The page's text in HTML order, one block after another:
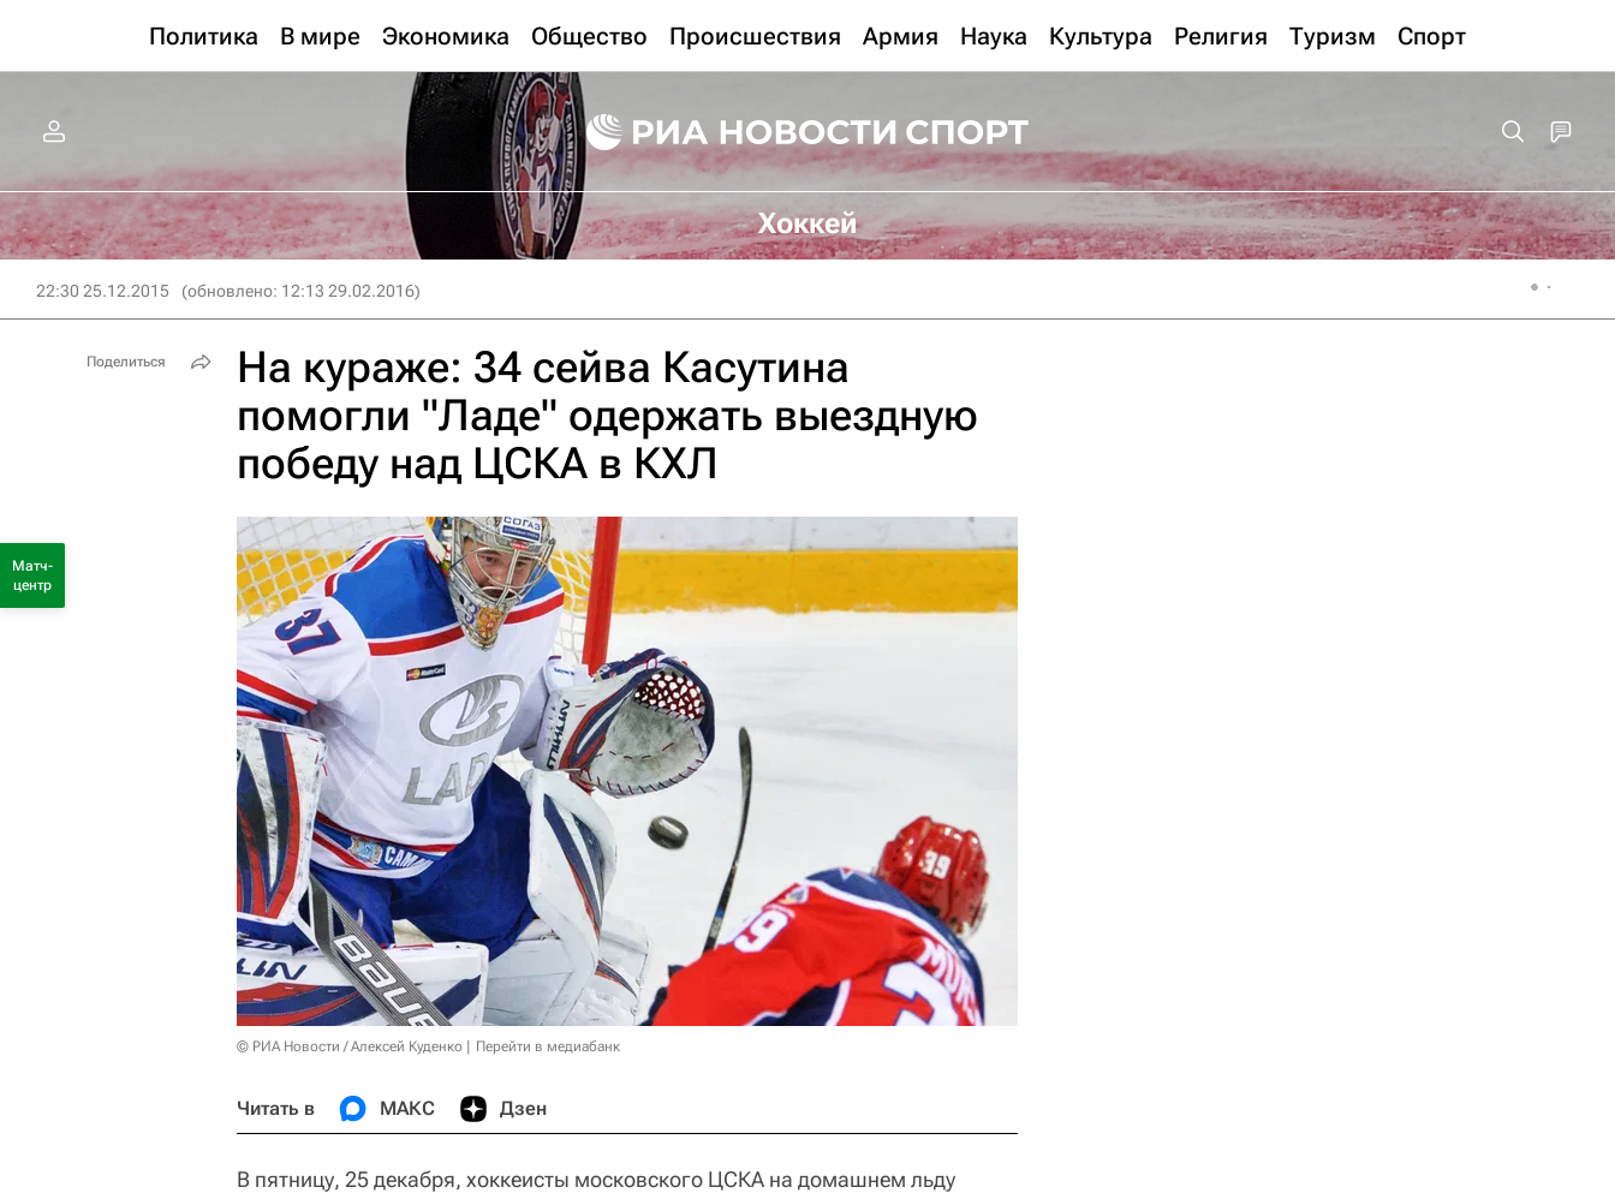
Политика В мире Экономика Общество Происшествия Армия Наука Культура Религия Туризм Спорт
Хоккей
22:30 25.12.2015 (обновлено: 12:13 29.02.2016)
На кураже: 34 сейва Касутина
помогли "Ладе" одержать выездную
победу над ЦСКА в КХЛ
© РИА Новости / Алексей Куденко Перейти в медиабанк
Читать в МАКС Дзен
В пятницу, 25 декабря, хоккеисты московского ЦСКА на домашнем льду
Поделиться
Матч-
центр